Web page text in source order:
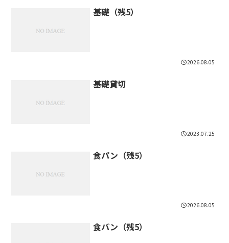
基礎（残5）
2026.08.05
基礎貸切
2023.07.25
食パン（残5）
2026.08.05
食パン（残5）